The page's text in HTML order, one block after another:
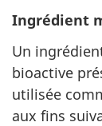
Ingrédient
Un
bioactive
utilisée
aux fins